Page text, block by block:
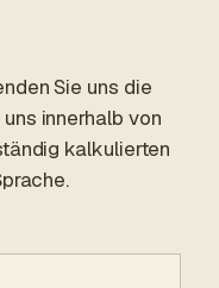
Sie uns die
innerhalb von
kalkulierten